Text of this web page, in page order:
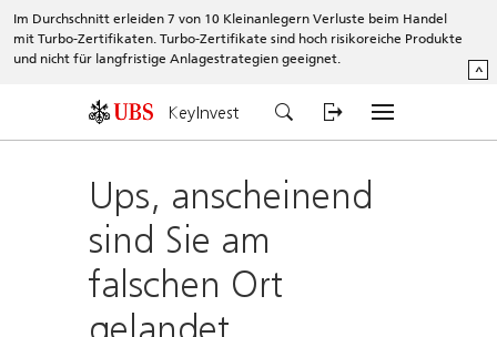
Im Durchschnitt erleiden 7 von 10 Kleinanlegern Verluste beim Handel
mit Turbo-Zertifikaten. Turbo-Zertifikate sind hoch risikoreiche Produkte
und nicht für langfristige Anlagestrategien geeignet.
^
KeyInvest
Ups, anscheinend
sind Sie am
falschen Ort
gelandet